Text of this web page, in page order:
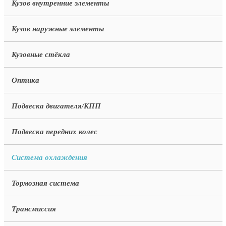
Кузов внутренние элементы
Кузов наружные элементы
Кузовные стёкла
Оптика
Подвеска двигателя/КПП
Подвеска передних колес
Система охлаждения
Тормозная система
Трансмиссия